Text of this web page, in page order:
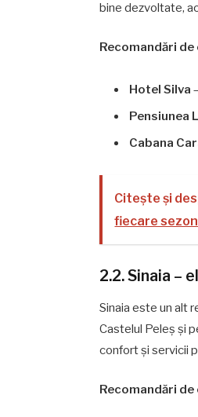
bine dezvoltate,
Recomandări
Hotel Silva
Pensiunea
Cabana
Citește și
fiecare sezon
2.2. Sinaia –
Sinaia este un alt
Castelul Peleș și
confort și servicii
Recomandări de